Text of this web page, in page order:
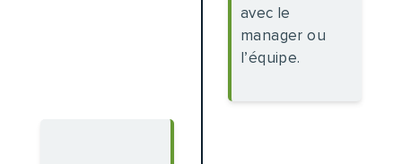
avec le
manager ou
l’équipe.